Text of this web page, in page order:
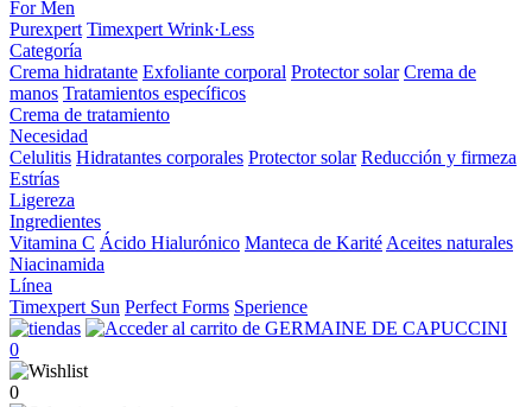
For Men
Purexpert Timexpert Wrink·Less
Categoría
Crema hidratante Exfoliante corporal Protector solar Crema de
manos Tratamientos específicos
Crema de tratamiento
Necesidad
Celulitis Hidratantes corporales Protector solar Reducción y firmeza
Estrías
Ligereza
Ingredientes
Vitamina C Ácido Hialurónico Manteca de Karité Aceites naturales
Niacinamida
Línea
Timexpert Sun Perfect Forms Sperience
0
0